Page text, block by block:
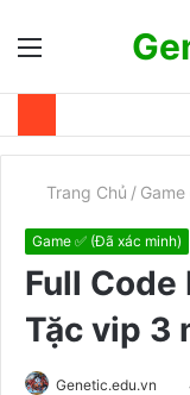
Trang Chủ /
Game ✅ (Đã xác minh)
Full Code
Tặc vip 3
Genetic.edu.vn